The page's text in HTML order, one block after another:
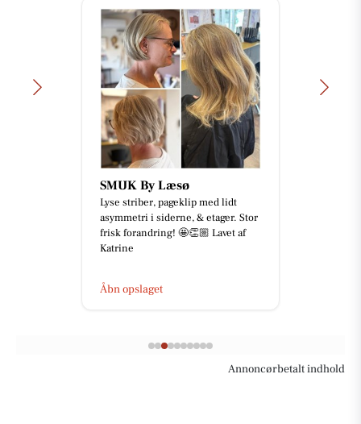
SMUK By Læsø
Lyse striber, pageklip med lidt
asymmetri i siderne, & etager. Stor
frisk forandring! 🤩👏🏼 Lavet af
Katrine
Åbn opslaget
Annoncørbetalt indhold